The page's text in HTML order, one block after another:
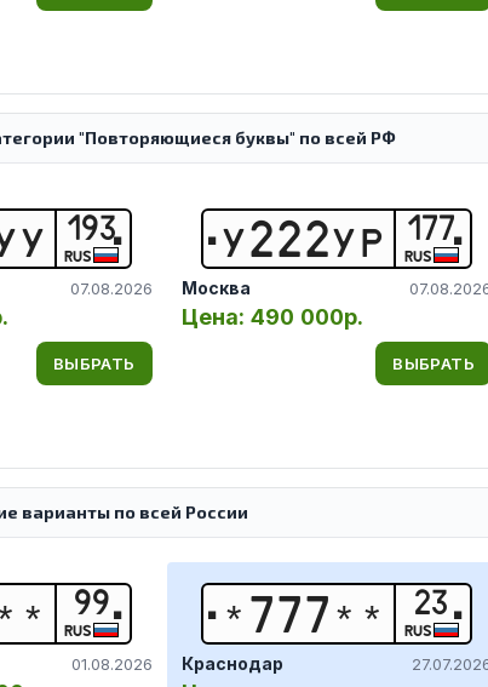
"Повторяющиеся буквы" по всей РФ
У 193
RUS
07.08.2026
ВЫБРАТЬ
У222УР 177
RUS
Москва
Цена: 490 000р.
ВЫБРАТЬ
варианты по всей России
* 99
RUS
01.08.2026
* 777 * * 23
RUS
Краснодар